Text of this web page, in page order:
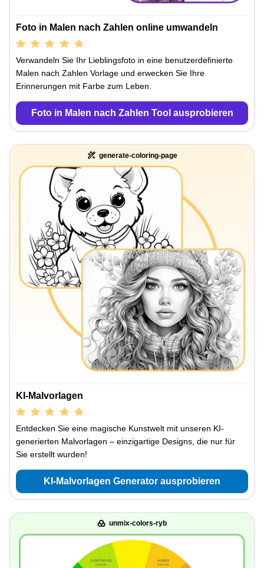
Foto in Malen nach Zahlen online umwandeln
Verwandeln Sie Ihr Lieblingsfoto in eine benutzerdefinierte
Malen nach Zahlen Vorlage und erwecken Sie Ihre
Erinnerungen mit Farbe zum Leben.
Foto in Malen nach Zahlen Tool ausprobieren
generate-coloring-page
KI-Malvorlagen
Entdecken Sie eine magische Kunstwelt mit unseren KI-
generierten Malvorlagen – einzigartige Designs, die nur für
Sie erstellt wurden!
KI-Malvorlagen Generator ausprobieren
unmix-colors-ryb